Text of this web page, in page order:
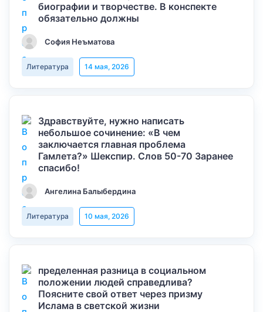
биографии и творчестве. В конспекте
обязательно должны
София Неъматова
Литература 14 мая, 2026
Здравствуйте, нужно написать
небольшое сочинение: «В чем
заключается главная проблема
Гамлета?» Шекспир. Слов 50-70 Заранее
спасибо!
Ангелина Балыбердина
Литература 10 мая, 2026
пределенная разница в социальном
положении людей справедлива?
Поясните свой ответ через призму
Ислама в светской жизни